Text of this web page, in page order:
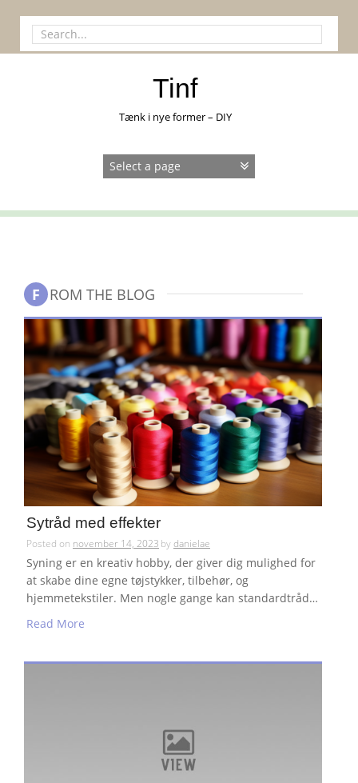
Search
for:
Tinf
Tænk i nye former – DIY
FROM THE BLOG
Sytråd med effekter
Posted on november 14, 2023 bydanielae
Syning er en kreativ hobby, der giver dig mulighed for
at skabe dine egne tøjstykker, tilbehør, og
hjemmetekstiler. Men nogle gange kan standardtråd…
Read More